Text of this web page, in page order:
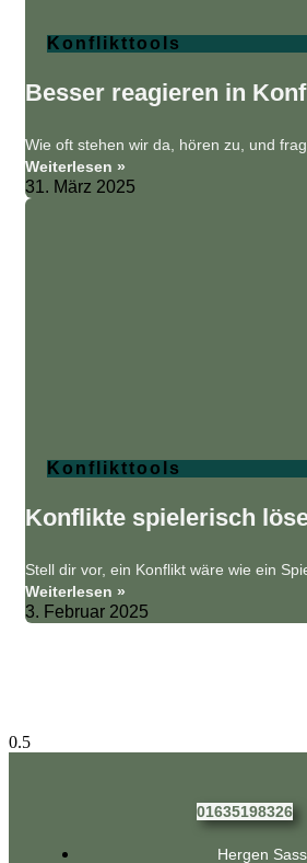
Konflikttools
Besser reagieren in
Wie oft stehen wir da, hören zu, und
Weiterlesen »
31. März 2025
Konflikttools
Konflikte spielerisch
Stell dir vor, ein Konflikt wäre wie ein
Weiterlesen »
3. Februar 2025
01635198326
Hergen